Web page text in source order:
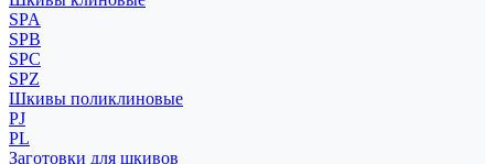
SPA
SPB
SPC
SPZ
Шкивы поликлиновые
PJ
PL
Заготовки для шкивов